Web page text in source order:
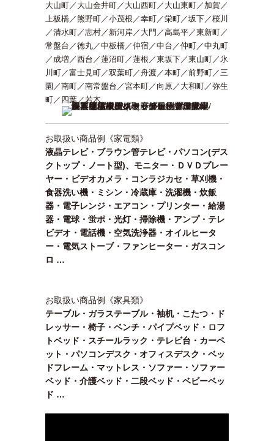
大山町／大山金井町／大山西町／大山東町／加賀／
上板橋／熊野町／小茂根／幸町／栄町／坂下／桜川
／清水町／志村／新河岸／大門／高島平／東新町／
常盤台／徳丸／中板橋／仲宿／中台／仲町／中丸町
／成増／西台／蓮沼町／蓮根／東坂下／東山町／氷
川町／富士見町／双葉町／舟渡／本町／前野町／三
園／南町／南常盤台／宮本町／向原／大和町／弥生
町／四葉／若木
お取扱い商品例《家電類》
液晶テレビ・ブラウン管テレビ・パソコン(デス
クトップ・ノート型)、モニター・ ＤＶＤプレー
ヤー・ビデオカメラ・コンラジカセ・草刈機・
食器洗い機・ミシン・ 冷蔵庫・洗濯機・炊飯
器・電子レンジ・エアコン・ プリンター・給湯
器・電球・蛍ポ・光灯・掃除機・アンプ・テレ
ビデオ・電話機・ 空気洗浄器・オイルヒータ
ー・電気ストーブ・ファンヒーター・ガスコン
ロ …
お取扱い商品例《家具類》
テーブル・ ガラステーブル・袖机・こたつ・ド
レッサー・椅子・ベンチ・パイプベッド・ロフ
トベッド・ スチールラック・テレビ台・カーペ
ット・パソコンデスク・オフィスデスク・ベッ
ドフレーム・マットレス・ソファー・ソファー
ベッド・介護ベッド・二段ベッド・ ベビーベッ
ド …